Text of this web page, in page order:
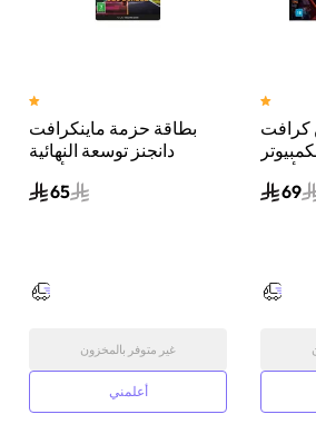
بطاقة حزمة ماينكرافت
دانجنز توسعة النهائية
للكمبيوتر الشخصي أسود
65
غير متوفر بالمخزون
أعلمني
كرافت
أسود
69